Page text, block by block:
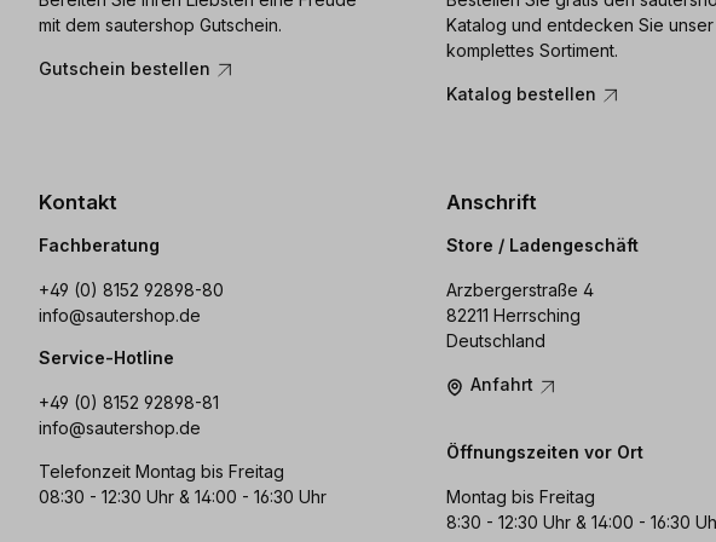
mit dem sautershop Gutschein.
Gutschein bestellen
Katalog und entdecken Sie unser
komplettes Sortiment.
Katalog bestellen
Kontakt
Fachberatung
+49 (0) 8152 92898-80
info@sautershop.de
Service-Hotline
+49 (0) 8152 92898-81
info@sautershop.de
Telefonzeit Montag bis Freitag
08:30 - 12:30 Uhr & 14:00 - 16:30 Uhr
Anschrift
Store / Ladengeschäft
Arzbergerstraße 4
82211 Herrsching
Deutschland
Anfahrt
Öffnungszeiten vor Ort
Montag bis Freitag
8:30 - 12:30 Uhr & 14:00 - 16:30